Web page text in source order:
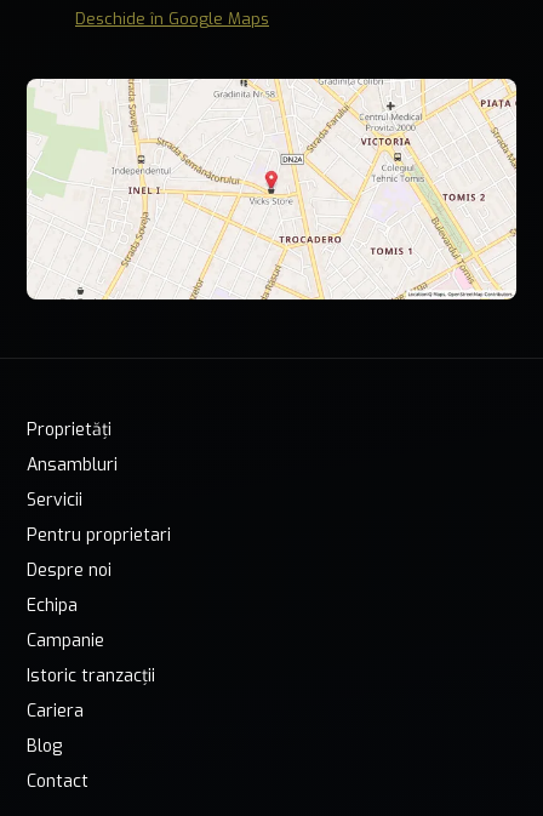
Deschide în Google Maps
Proprietăți
Ansambluri
Servicii
Pentru proprietari
Despre noi
Echipa
Campanie
Istoric tranzacții
Cariera
Blog
Contact